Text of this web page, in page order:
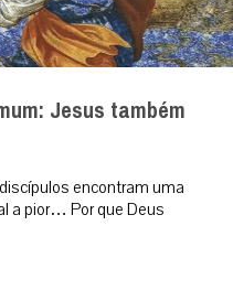
Jesus também
encontram uma
a pior… Por que Deus